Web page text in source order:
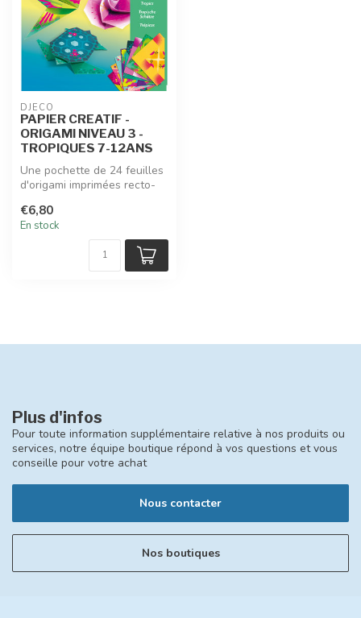
DJECO
PAPIER CREATIF -
ORIGAMI NIVEAU 3 -
TROPIQUES 7-12ANS
Une pochette de 24 feuilles
d'origami imprimées recto-
€6,80
En stock
Plus d'infos
Pour toute information supplémentaire relative à nos produits ou
services, notre équipe boutique répond à vos questions et vous
conseille pour votre achat
Nous contacter
Nos boutiques